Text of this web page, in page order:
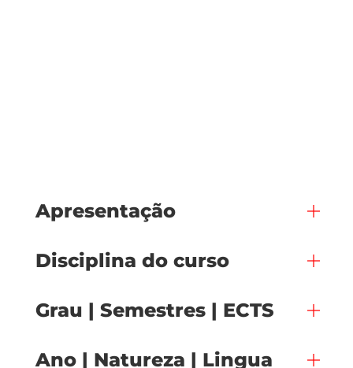
Apresentação
Disciplina do curso
Grau | Semestres | ECTS
Ano | Natureza | Lingua